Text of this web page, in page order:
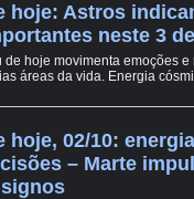
hoje: Astros
neste 3
de hoje movimenta emoções
áreas da vida. Energia
hoje, 02/10:
– Marte